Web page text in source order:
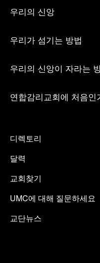
우리의 신앙
우리가 섬기는 방법
우리의 신앙이 자라는
연합감리교회에 처음인
디렉토리
달력
교회찾기
UMC에 대해 질문하세요
교단뉴스